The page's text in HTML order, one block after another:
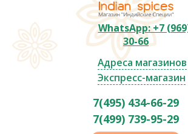
WhatsApp: +7
30-66
Адреса магазинов
Экспресс-магазин
7(495) 434-66-29
7(499) 739-95-29